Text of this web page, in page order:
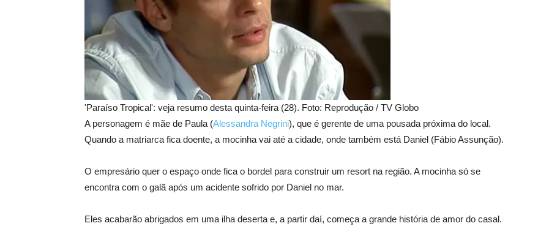
'Paraíso Tropical': veja resumo desta quinta-feira (28). Foto: Reprodução / TV Globo
A personagem é mãe de Paula (Alessandra Negrini), que é gerente de uma pousada próxima do local.
Quando a matriarca fica doente, a mocinha vai até a cidade, onde também está Daniel (Fábio Assunção).
O empresário quer o espaço onde fica o bordel para construir um resort na região. A mocinha só se
encontra com o galã após um acidente sofrido por Daniel no mar.
Eles acabarão abrigados em uma ilha deserta e, a partir daí, começa a grande história de amor do casal.